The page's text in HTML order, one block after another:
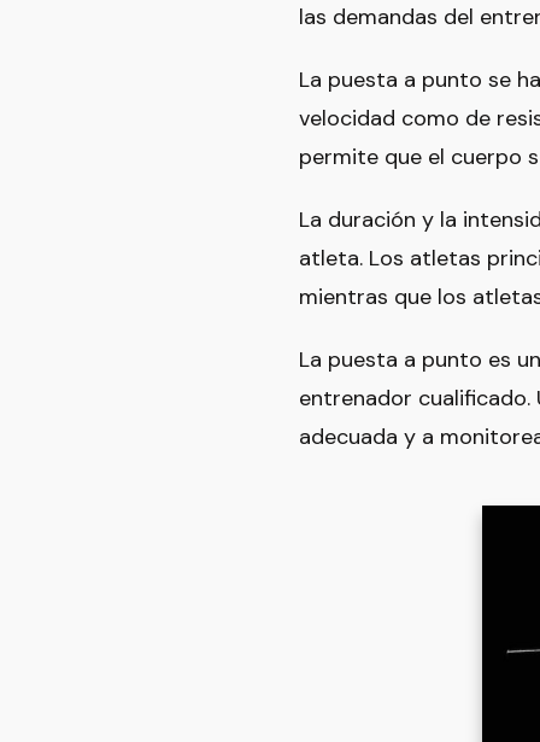
las demandas del
La puesta a punto se
velocidad como de
permite que el cuerpo
La duración y la
atleta. Los atletas
mientras que los
La puesta a punto es
entrenador
adecuada y a